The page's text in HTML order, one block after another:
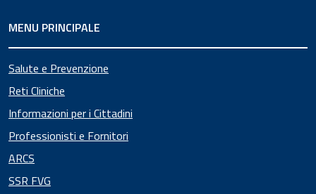
MENU PRINCIPALE
Salute e Prevenzione
Reti Cliniche
Informazioni per i Cittadini
Professionisti e Fornitori
ARCS
SSR FVG